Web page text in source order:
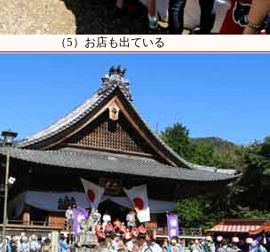
（5）お店も出ている